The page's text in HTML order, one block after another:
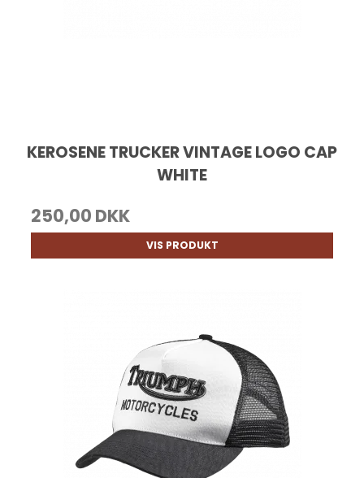
KEROSENE TRUCKER VINTAGE LOGO CAP
WHITE
250,00 DKK
VIS PRODUKT